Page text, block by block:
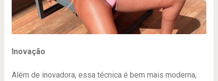
Inovação
Além de inovadora, essa técnica é bem mais moderna,